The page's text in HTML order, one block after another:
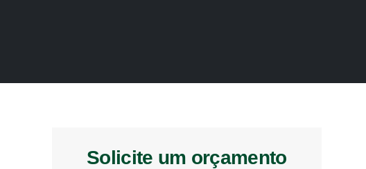
Solicite um orçamento